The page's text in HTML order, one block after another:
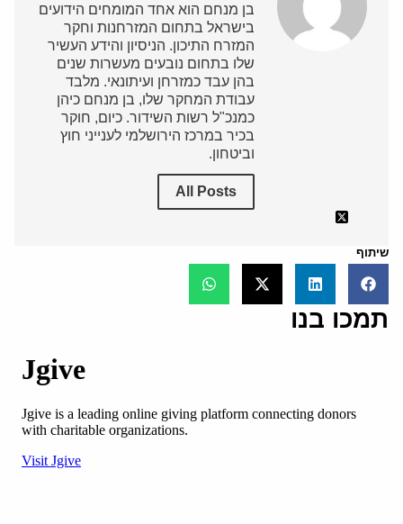
בן מנחם הוא אחד המומחים הידועים
בישראל בתחום המזרחנות וחקר
המזרח התיכון. הניסיון והידע העשיר
שלו בתחום נובעים מעשרות שנים
בהן עבד כמזרחן ועיתונאי. מלבד
עבודת המחקר שלו, בן מנחם כיהן
כמנכ"ל רשות השידור. כיום, חוקר
בכיר במרכז הירושלמי לענייני חוץ
וביטחון.
All Posts
שיתוף
תמכו בנו